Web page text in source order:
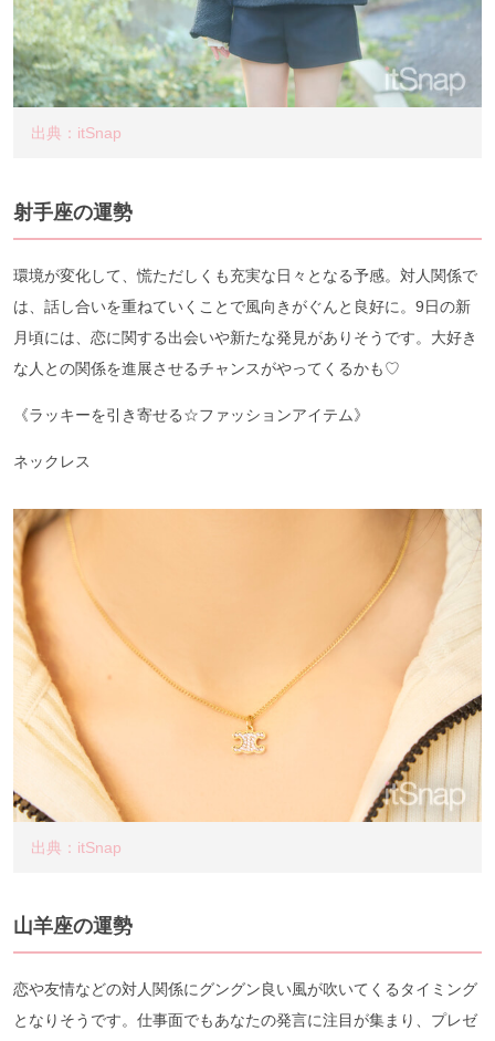
出典：itSnap
射手座の運勢
環境が変化して、慌ただしくも充実な日々となる予感。対人関係で
は、話し合いを重ねていくことで風向きがぐんと良好に。9日の新
月頃には、恋に関する出会いや新たな発見がありそうです。大好き
な人との関係を進展させるチャンスがやってくるかも♡
《ラッキーを引き寄せる☆ファッションアイテム》
ネックレス
出典：itSnap
山羊座の運勢
恋や友情などの対人関係にグングン良い風が吹いてくるタイミング
となりそうです。仕事面でもあなたの発言に注目が集まり、プレゼ